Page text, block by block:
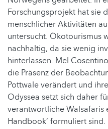
Forschungsprojekt hat sie
menschlicher Aktivitäten
untersucht. Ökotourismus
nachhaltig, da sie wenig
hinterlassen. Mel
die Präsenz der
Pottwale verändert und
Odyssea setzt sich daher
verantwortliche Walsafaris
Handbook‘ formuliert sind.